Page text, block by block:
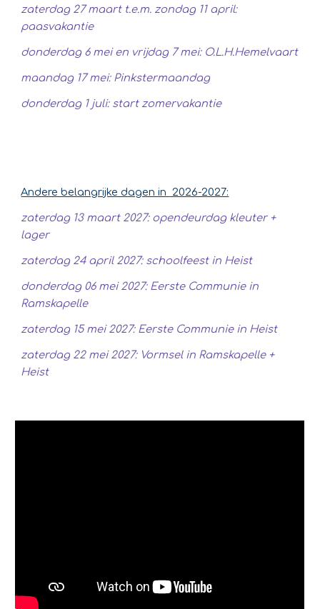
zaterdag 27 maart t.e.m. zondag 11 april:
paasvakantie
donderdag 6 mei en vrijdag 7 mei: O.L.H.Hemelvaart
maandag 17 mei: Pinkstermaandag
donderdag 1 juli: start zomervakantie
Andere belangrijke dagen in 2026-2027:
zaterdag 13 maart 2027: opendeurdag kleuter +
lager
zaterdag 24 april 2027: schoolfeest in Heist
donderdag 06 mei 2027: Eerste Communie in
Ramskapelle
zaterdag 15 mei 2027: Eerste Communie in Heist
zaterdag 22 mei 2027: Vormsel in Ramskapelle +
Heist